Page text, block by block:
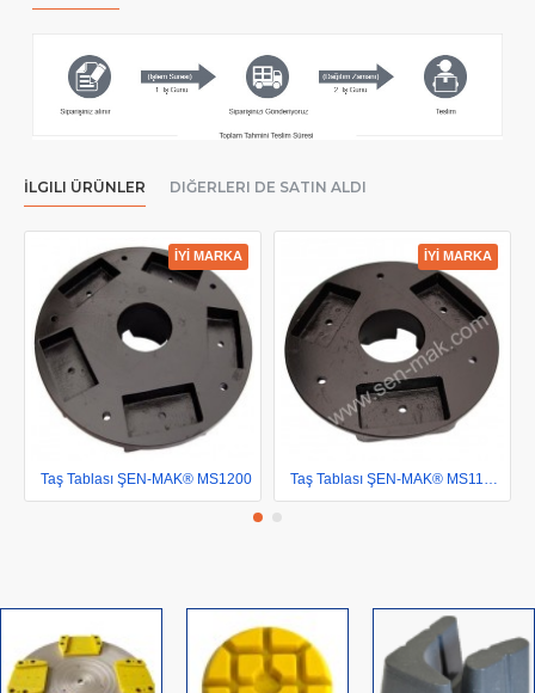
İLGILI ÜRÜNLER DIĞERLERI DE SATIN ALDI
İYİ MARKA
Taş Tablası ŞEN-MAK® MS1200
İYİ MARKA